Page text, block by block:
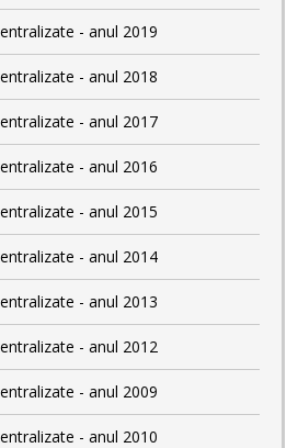
- anul 2019
- anul 2018
- anul 2017
- anul 2016
- anul 2015
- anul 2014
- anul 2013
- anul 2012
- anul 2009
- anul 2010